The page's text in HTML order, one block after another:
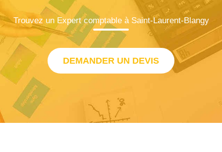
Trouvez un Expert comptable à Saint-Laurent-Blangy
DEMANDER UN DEVIS